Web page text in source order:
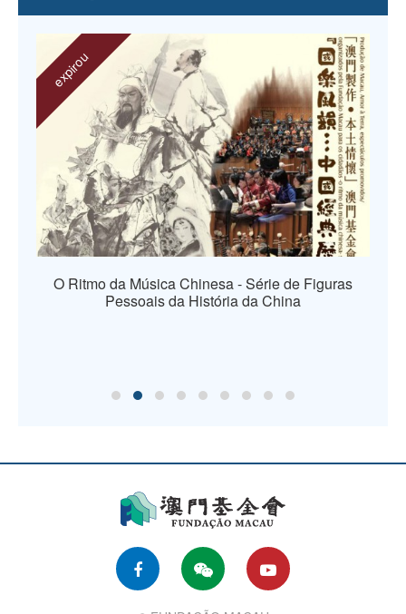
expirou
O Ritmo da Música Chinesa - Série de Figuras
Pessoais da História da China